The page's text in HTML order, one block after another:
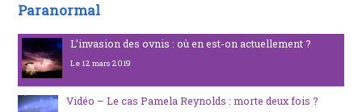
Paranormal
L’invasion des ovnis : où en est-on actuellement ?
Le 12 mars 2019
Vidéo – Le cas Pamela Reynolds : morte deux fois ?